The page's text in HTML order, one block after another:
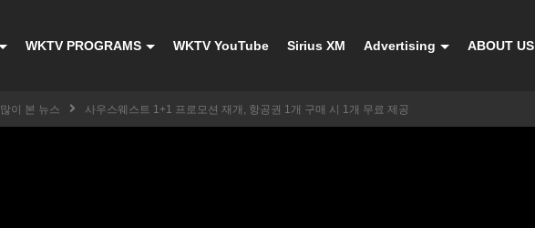
WKTV PROGRAMS WKTV YouTube Sirius XM Advertising ABOUT US
많이 본 뉴스 사우스웨스트 1+1 프로모션 재개, 항공권 1개 구매 시 1개 무료 제공